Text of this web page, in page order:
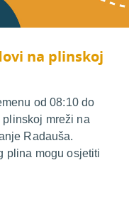
na plinskoj
od 08:10 do
mreži na
Radauša.
plina mogu osjetiti